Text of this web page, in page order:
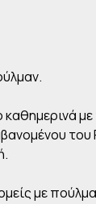
με
με